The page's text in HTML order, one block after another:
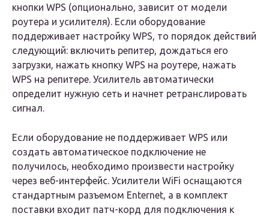
кнопки WPS (опционально, зависит от модели
роутера и усилителя). Если оборудование
поддерживает настройку WPS, то порядок действий
следующий: включить репитер, дождаться его
загрузки, нажать кнопку WPS на роутере, нажать
WPS на репитере. Усилитель автоматически
определит нужную сеть и начнет ретранслировать
сигнал.
Если оборудование не поддерживает WPS или
создать автоматическое подключение не
получилось, необходимо произвести настройку
через веб-интерфейс. Усилители WiFi оснащаются
стандартным разъемом Enternet, а в комплект
поставки входит патч-корд для подключения к